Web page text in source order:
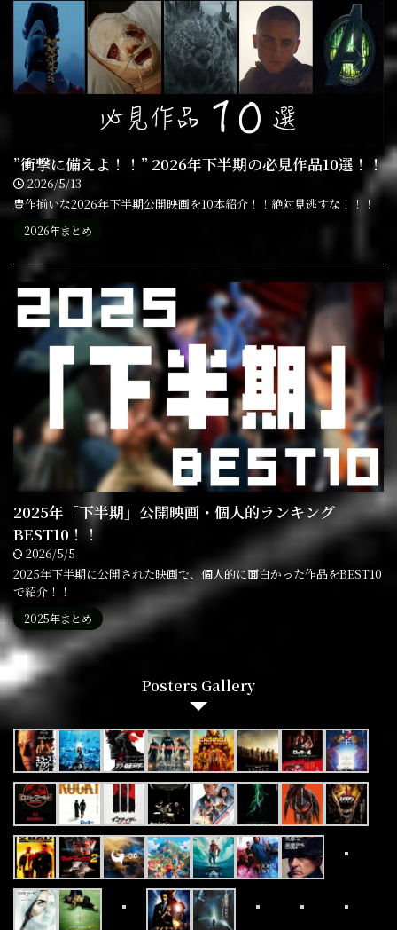
”衝撃に備えよ！！” 2026年下半期の必見作品10選！！
2026/5/13
豊作揃いな2026年下半期公開映画を10本紹介！！絶対見逃すな！！！
2026年まとめ
2025年「下半期」公開映画・個人的ランキング
BEST10！！
2026/5/5
2025年下半期に公開された映画で、個人的に面白かった作品をBEST10
で紹介！！
2025年まとめ
Posters Gallery